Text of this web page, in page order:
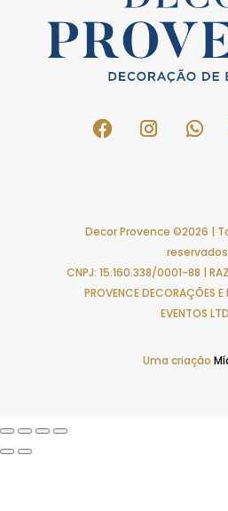
Decor Provence ©2026 |
CNPJ: 15.160.338/0001-88 |
PROVENCE DECORAÇÕES
EVENTOS
Uma criação